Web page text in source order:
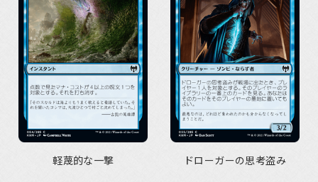
軽蔑的な一撃 ドローガーの思考盗み